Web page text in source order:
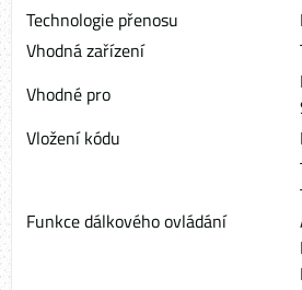
Technologie přenosu
Vhodná zařízení
Vhodné pro
Vložení kódu
Funkce dálkového ovládání